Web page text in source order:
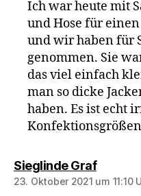
Ich war heute mit
und Hose für
und wir haben für
genommen. Sie
das viel einfach
man so dicke
haben. Es ist echt
Sieglinde Grafsagt:
23. Oktober 2021 um 11:10